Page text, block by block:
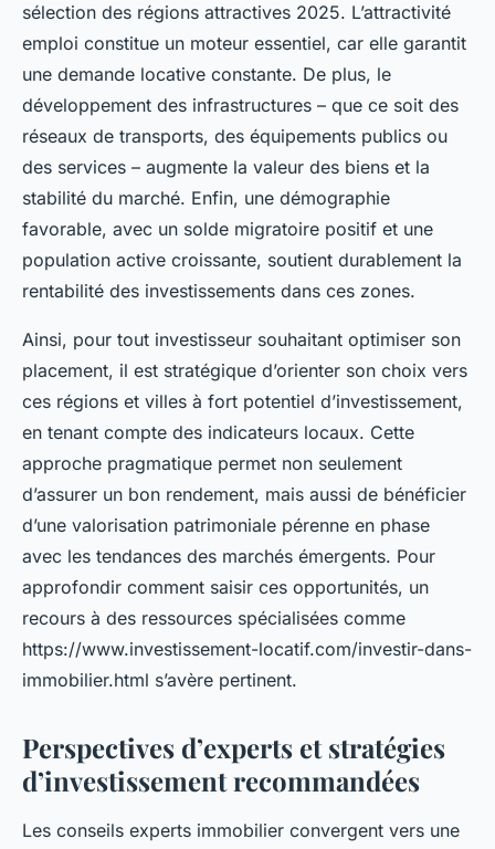
sélection des régions attractives 2025. L’attractivité
emploi constitue un moteur essentiel, car elle garantit
une demande locative constante. De plus, le
développement des infrastructures – que ce soit des
réseaux de transports, des équipements publics ou
des services – augmente la valeur des biens et la
stabilité du marché. Enfin, une démographie
favorable, avec un solde migratoire positif et une
population active croissante, soutient durablement la
rentabilité des investissements dans ces zones.
Ainsi, pour tout investisseur souhaitant optimiser son
placement, il est stratégique d’orienter son choix vers
ces régions et villes à fort potentiel d’investissement,
en tenant compte des indicateurs locaux. Cette
approche pragmatique permet non seulement
d’assurer un bon rendement, mais aussi de bénéficier
d’une valorisation patrimoniale pérenne en phase
avec les tendances des marchés émergents. Pour
approfondir comment saisir ces opportunités, un
recours à des ressources spécialisées comme
https://www.investissement-locatif.com/investir-dans-
immobilier.html s’avère pertinent.
Perspectives d’experts et stratégies
d’investissement recommandées
Les conseils experts immobilier convergent vers une